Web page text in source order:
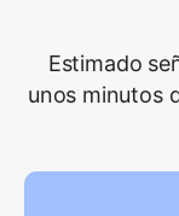
Estimado
unos minutos